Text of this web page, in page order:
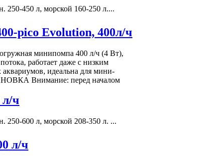
250-450 л, морской 160-250 л....
pico Evolution, 400л/ч
минипомпа 400 л/ч (4 Вт),
работает даже с низким
идеальна для мини-
Внимание: перед началом
ч
250-600 л, морской 208-350 л. ...
л/ч